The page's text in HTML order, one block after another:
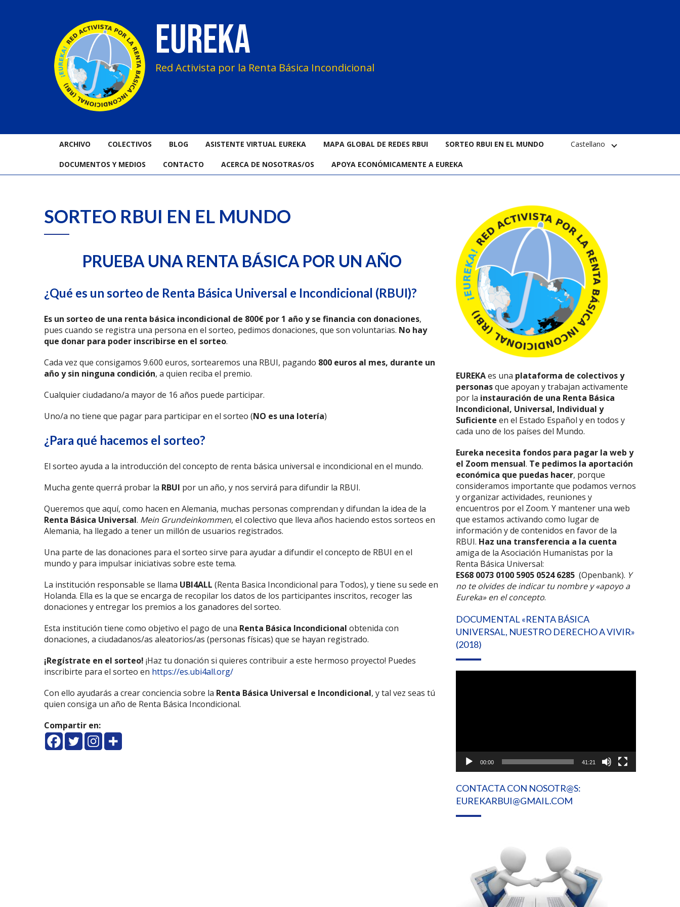
EUREKA
Red Activista por la Renta Básica Incondicional
ARCHIVO COLECTIVOS BLOG ASISTENTE VIRTUAL EUREKA MAPA GLOBAL DE REDES RBUI SORTEO RBUI EN EL MUNDO
DOCUMENTOS Y MEDIOS CONTACTO ACERCA DE NOSOTRAS/OS APOYA ECONÓMICAMENTE A EUREKA
Castellano
SORTEO RBUI EN EL MUNDO
PRUEBA UNA RENTA BÁSICA POR UN AÑO
¿Qué es un sorteo de Renta Básica Universal e Incondicional (RBUI)?
Es un sorteo de una renta básica incondicional de 800€ por 1 año y se financia con donaciones,
pues cuando se registra una persona en el sorteo, pedimos donaciones, que son voluntarias. No hay
que donar para poder inscribirse en el sorteo.
Cada vez que consigamos 9.600 euros, sortearemos una RBUI, pagando 800 euros al mes, durante un
añoy sin ninguna condición, a quien reciba el premio.
Cualquier ciudadano/a mayor de 16 años puede participar.
Uno/a no tiene que pagar para participar en el sorteo (NO es una lotería)
¿Para qué hacemos el sorteo?
El sorteo ayuda a la introducción del concepto de renta básica universal e incondicional en el mundo.
Mucha gente querrá probar la RBUI por un año, y nos servirá para difundir la RBUI.
Queremos que aquí, como hacen en Alemania, muchas personas comprendan y difundan la idea de la
Renta Básica Universal. Mein Grundeinkommen, el colectivo que lleva años haciendo estos sorteos en
Alemania, ha llegado a tener un millón de usuarios registrados.
Una parte de las donaciones para el sorteo sirve para ayudar a difundir el concepto de RBUI en el
mundo y para impulsar iniciativas sobre este tema.
La institución responsable se llama UBI4ALL (Renta Basica Incondicional para Todos), y tiene su sede en
Holanda. Ella es la que se encarga de recopilar los datos de los participantes inscritos, recoger las
donaciones y entregar los premios a los ganadores del sorteo.
Esta institución tiene como objetivo el pago de una Renta Básica Incondicional obtenida con
donaciones, a ciudadanos/as aleatorios/as (personas físicas) que se hayan registrado.
¡Regístrate en el sorteo! ¡Haz tu donación si quieres contribuir a este hermoso proyecto! Puedes
inscribirte para el sorteo en https://es.ubi4all.org/
Con ello ayudarás a crear conciencia sobre la Renta Básica Universal e Incondicional, y tal vez seas tú
quien consiga un año de Renta Básica Incondicional.
Compartir en:
EUREKAes una plataforma de colectivos y
personasque apoyan y trabajan activamente
por la instauración de una Renta Básica
Incondicional, Universal, Individual y
Suficiente en el Estado Español y en todos y
cada uno de los países del Mundo.
Eureka necesita fondos para pagar la web y
el Zoom mensual. Te pedimos la aportación
económica que puedas hacer, porque
consideramos importante que podamos vernos
y organizar actividades, reuniones y
encuentros por el Zoom. Y mantener una web
que estamos activando como lugar de
información y de contenidos en favor de la
RBUI. Haz una transferencia a la cuenta
amiga de la Asociación Humanistas por la
Renta Básica Universal:
ES68 0073 0100 5905 0524 6285(Openbank). Y
no te olvides de indicar tu nombre y «apoyo a
Eureka» en el concepto.
DOCUMENTAL «RENTA BÁSICA
UNIVERSAL, NUESTRO DERECHO A VIVIR»
(2018)
00:00 41:21
CONTACTA CON NOSOTR@S:
EUREKARBUI@GMAIL.COM